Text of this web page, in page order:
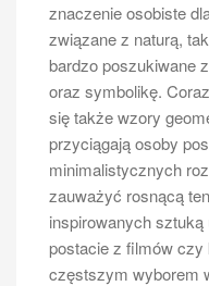
znaczenie osobiste
związane z naturą,
bardzo poszukiwane
oraz symbolikę.
się także wzory
przyciągają osoby
minimalistycznych
zauważyć rosnącą
inspirowanych
postacie z filmów
częstszym wyborem